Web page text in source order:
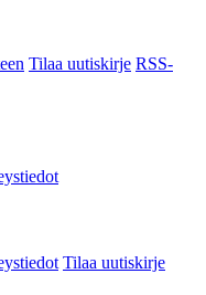
Tilaa uutiskirje RSS-
Tilaa uutiskirje